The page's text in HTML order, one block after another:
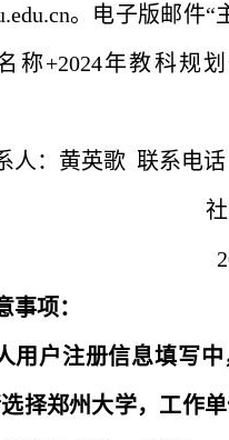
。电子版邮件“
称+2024年教科规
人：黄英歌 联系电话
事项：
用户注册信息填写
择郑州大学，工作